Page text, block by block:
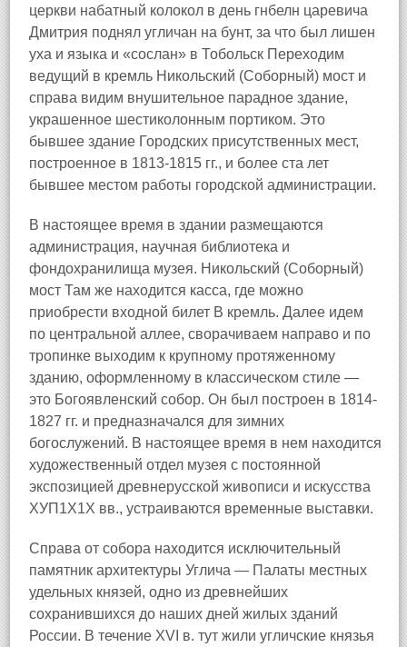
церкви набатный колокол в день гнбелн царевича
Дмитрия поднял угличан на бунт, за что был лишен
уха и языка и «сослан» в Тобольск Переходим
ведущий в кремль Никольский (Соборный) мост и
справа видим внушительное парадное здание,
украшенное шестиколонным портиком. Это
бывшее здание Городских присутственных мест,
построенное в 1813-1815 гг., и более ста лет
бывшее местом работы городской администрации.
В настоящее время в здании размещаются
администрация, научная библиотека и
фондохранилища музея. Никольский (Соборный)
мост Там же находится касса, где можно
приобрести входной билет В кремль. Далее идем
по центральной аллее, сворачиваем направо и по
тропинке выходим к крупному протяженному
зданию, оформленному в классическом стиле —
это Богоявленский собор. Он был построен в 1814-
1827 гг. и предназначался для зимних
богослужений. В настоящее время в нем находится
художественный отдел музея с постоянной
экспозицией древнерусской живописи и искусства
ХУП1Х1Х вв., устраиваются временные выставки.
Справа от собора находится исключительный
памятник архитектуры Углича — Палаты местных
удельных князей, одно из древнейших
сохранившихся до наших дней жилых зданий
России. В течение XVI в. тут жили угличские князья